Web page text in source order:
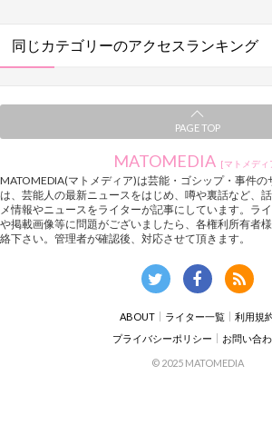
同じカテゴリーのアクセスランキング
PAGE TOP
MATOMEDIA [マトメディ
MATOMEDIA(マトメディア)は芸能・ゴシップ・事件
は、芸能人の最新ニュースをはじめ、噂や裏話など、
メ情報やニュースをライターが記事にしています。ラ
や掲載画像等に問題がございましたら、各権利所有者
絡下さい。管理者が確認後、対応させて頂きます。
ABOUT ライター一覧
利用規
プライバシーポリシー
お問い合
© 2025 MATOMEDIA